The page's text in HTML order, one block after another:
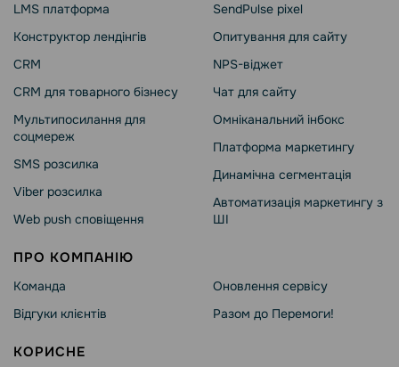
LMS платформа
Конструктор лендінгів
CRM
CRM для товарного бізнесу
Мультипосилання для
соцмереж
SMS розсилка
Viber розсилка
Web push сповіщення
SendPulse pixel
Опитування для сайту
NPS-віджет
Чат для сайту
Омніканальний інбокс
Платформа маркетингу
Динамічна сегментація
Автоматизація маркетингу з
ШІ
ПРО КОМПАНІЮ
Команда
Відгуки клієнтів
Оновлення сервісу
Разом до Перемоги!
КОРИСНЕ